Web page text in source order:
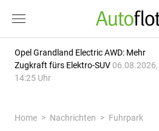
Opel Grandland Electric AWD: Mehr
Zugkraft fürs Elektro-SUV 06.08.2026,
14:25 Uhr
Home Nachrichten
Fuhrpark